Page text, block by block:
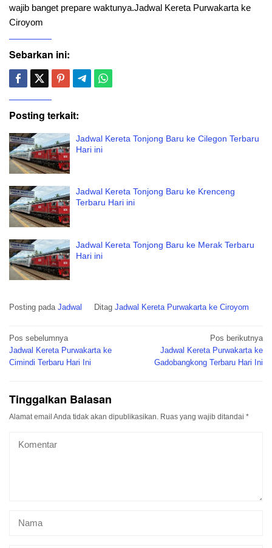
wajib banget prepare waktunya.Jadwal Kereta Purwakarta ke
Ciroyom
Sebarkan ini:
Posting terkait:
Jadwal Kereta Tonjong Baru ke Cilegon Terbaru
Hari ini
Jadwal Kereta Tonjong Baru ke Krenceng
Terbaru Hari ini
Jadwal Kereta Tonjong Baru ke Merak Terbaru
Hari ini
Posting pada Jadwal Ditag Jadwal Kereta Purwakarta ke Ciroyom
Navigasi
pos
Pos sebelumnya
Jadwal Kereta Purwakarta ke
Cimindi Terbaru Hari Ini
Pos berikutnya
Jadwal Kereta Purwakarta ke
Gadobangkong Terbaru Hari Ini
Tinggalkan Balasan
Alamat email Anda tidak akan dipublikasikan. Ruas yang wajib ditandai *